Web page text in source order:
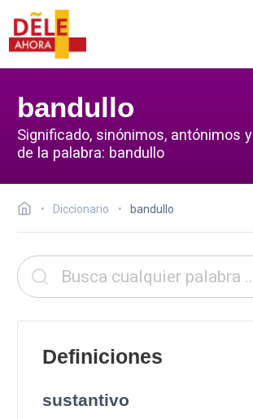
bandullo
Significado, sinónimos, antónimos
de la palabra: bandullo
Diccionario bandullo
Definiciones
sustantivo